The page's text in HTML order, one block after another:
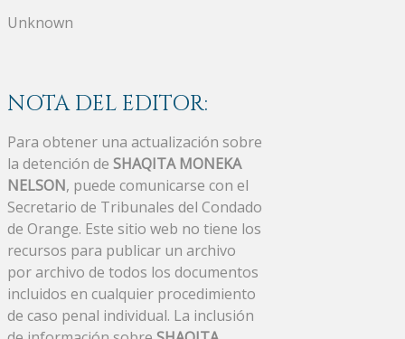
Unknown
NOTA DEL EDITOR:
Para obtener una actualización sobre
la detención de SHAQITA MONEKA
NELSON, puede comunicarse con el
Secretario de Tribunales del Condado
de Orange. Este sitio web no tiene los
recursos para publicar un archivo
por archivo de todos los documentos
incluidos en cualquier procedimiento
de caso penal individual. La inclusión